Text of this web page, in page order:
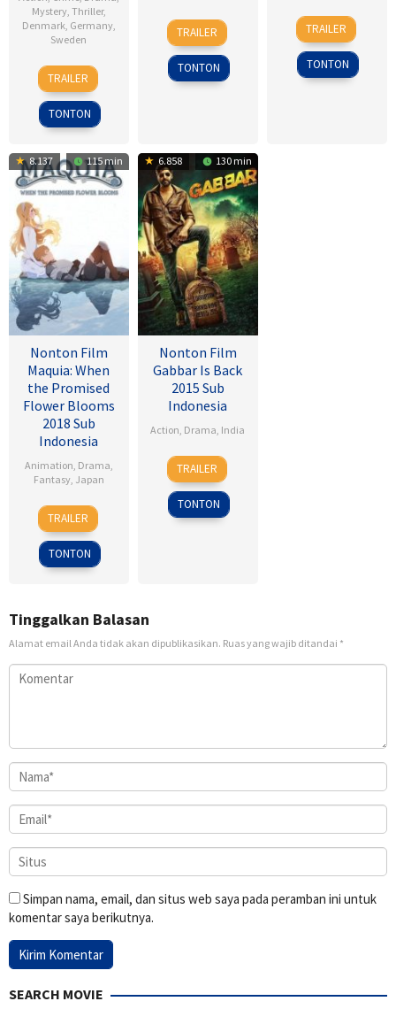
Mystery, Thriller,
Denmark, Germany,
Sweden
18
Sep
2009
Daniel
Alfredson
TRAILER
TONTON
18
Sep
2025
Kim
Byung-
woo
TRAILER
TONTON
17
Jan
2007
Sean
Ellis
TRAILER
TONTON
8.137 115 min
Nonton Film
Maquia: When
the Promised
Flower Blooms
2018 Sub
Indonesia
Animation, Drama,
Fantasy, Japan
24
Feb
2018
Heo
Jong
TRAILER
TONTON
6.858 130 min
Nonton Film
Gabbar Is Back
2015 Sub
Indonesia
Action, Drama, India
1
May
2015
Radha
Krishna
Jagarlamudi
TRAILER
TONTON
Tinggalkan Balasan
Alamat email Anda tidak akan dipublikasikan. Ruas yang wajib ditandai *
Simpan nama, email, dan situs web saya pada peramban ini untuk
komentar saya berikutnya.
SEARCH MOVIE